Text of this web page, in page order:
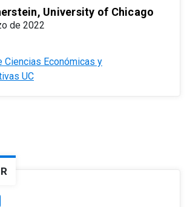
University of Chicago
de 2022
Ciencias Económicas y
UC